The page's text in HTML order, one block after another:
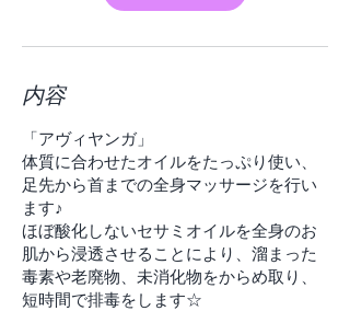
内容
「アヴィヤンガ」
体質に合わせたオイルをたっぷり使い、
足先から首までの全身マッサージを行い
ます♪
ほぼ酸化しないセサミオイルを全身のお
肌から浸透させることにより、溜まった
毒素や老廃物、未消化物をからめ取り、
短時間で排毒をします☆